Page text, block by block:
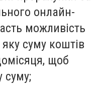
онлайн-
можливість
суму коштів
щоб
суму;